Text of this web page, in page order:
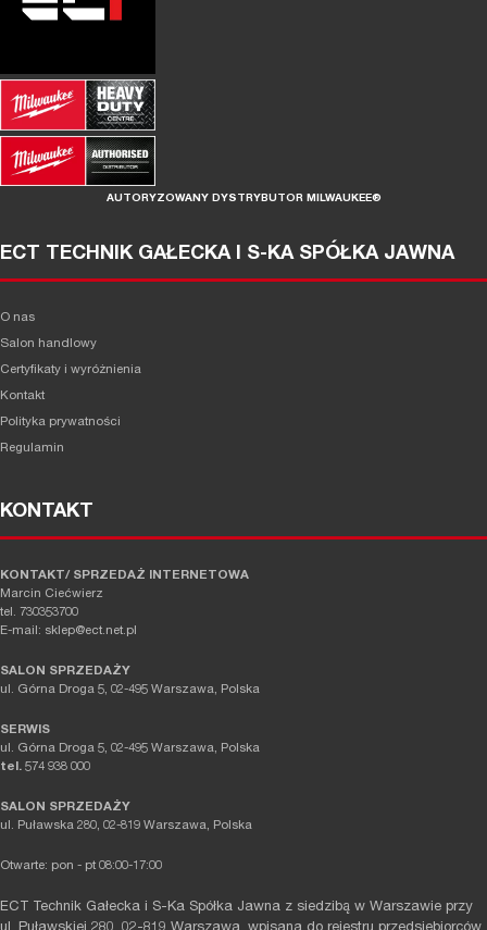
AUTORYZOWANY DYSTRYBUTOR MILWAUKEE®
ECT TECHNIK GAŁECKA I S-KA SPÓŁKA JAWNA
O nas
Salon handlowy
Certyfikaty i wyróżnienia
Kontakt
Polityka prywatności
Regulamin
KONTAKT
KONTAKT/ SPRZEDAŻ INTERNETOWA
Marcin Ciećwierz
tel. 730353700
E-mail: sklep@ect.net.pl
SALON SPRZEDAŻY
ul. Górna Droga 5, 02-495 Warszawa, Polska
SERWIS
ul. Górna Droga 5, 02-495 Warszawa, Polska
tel. 574 938 000
SALON SPRZEDAŻY
ul. Puławska 280, 02-819 Warszawa, Polska
Otwarte: pon - pt 08:00-17:00
ECT Technik Gałecka i S-Ka Spółka Jawna z siedzibą w Warszawie przy